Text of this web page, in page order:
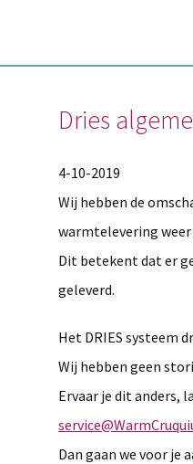
Dries
4-10-2019
Wij hebben de
warmtelevering
Dit betekent dat er
geleverd.
Het DRIES systeem
Wij hebben geen
Ervaar je dit anders,
Dan gaan we voor je